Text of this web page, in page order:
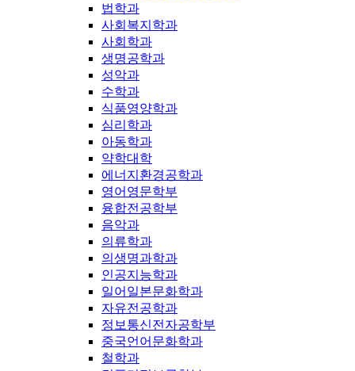
법학과
사회복지학과
사회학과
생명공학과
성악과
수학과
식품영양학과
심리학과
아동학과
약학대학
에너지환경공학과
영어영문학부
융합전공학부
음악과
의류학과
의생명과학과
인공지능학과
일어일본문화학과
자유전공학과
정보통신전자공학부
중국언어문화학과
철학과